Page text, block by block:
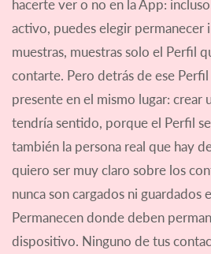
hacerte ver o no en la App:
activo, puedes elegir permanecer
muestras, muestras solo el Perfil
contarte. Pero detrás de ese
presente en el mismo lugar: crear
tendría sentido, porque el Perfil
también la persona real que hay
quiero ser muy claro sobre los
nunca son cargados ni guardados
Permanecen donde deben
dispositivo. Ninguno de tus